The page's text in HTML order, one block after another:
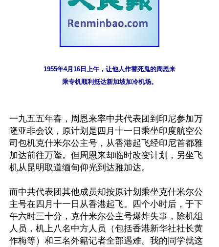
1955年4月16日上午，让他人作替死鬼的周恩来
乘专机顺利抵达新加坡加冷机场。
一九五五年春，周恩来率中共代表团到印尼参加万
隆亚非会议，原计划是四月十一日乘坐印度航空公
司包机克什米尔公主号，从香港起飞经印尼首都雅
加达前往万隆。但周恩来却临时改变计划，另坐飞
机从昆明取道缅甸仰光到达雅加达。
而中共代表团其他成员却按原计划乘坐克什米尔公
主号在四月十一日从香港起飞。四个小时后，于下
午六时三十分，克什米尔公主号爆炸失事，除机组
人员，机上八名中方人员（包括香港新华社社长黄
作梅等）和三名外籍记者全部遇难。我的同学就这